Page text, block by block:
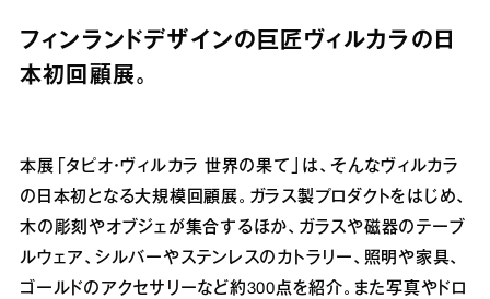
フィンランドデザインの巨匠ヴィルカラの日
本初回顧展。
本展「タピオ・ヴィルカラ 世界の果て」は、そんなヴィルカラ
の日本初となる大規模回顧展。ガラス製プロダクトをはじめ、
木の彫刻やオブジェが集合するほか、ガラスや磁器のテーブ
ルウェア、シルバーやステンレスのカトラリー、照明や家具、
ゴールドのアクセサリーなど約300点を紹介。また写真やドロ